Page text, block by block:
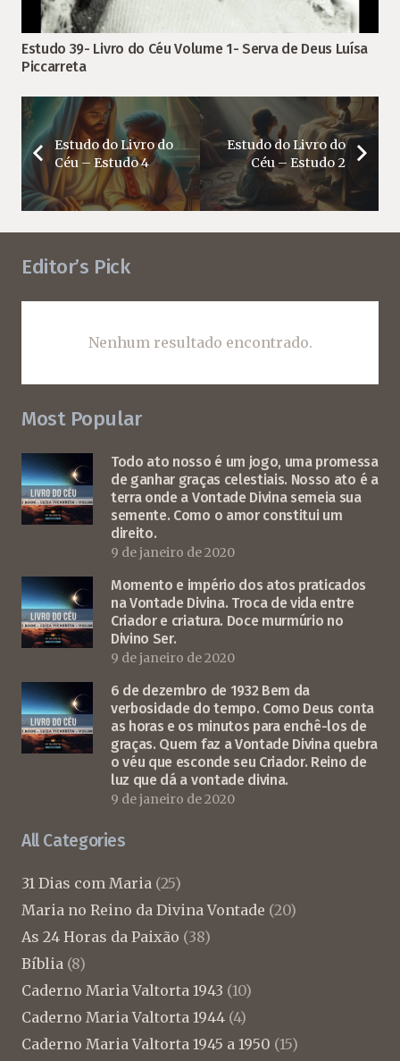
Estudo 39- Livro do Céu Volume 1- Serva de Deus Luísa
Piccarreta
Estudo do Livro do
Céu – Estudo 4
Estudo do Livro do
Céu – Estudo 2
Editor’s Pick
Nenhum resultado encontrado.
Most Popular
Todo ato nosso é um jogo, uma promessa
de ganhar graças celestiais. Nosso ato é a
terra onde a Vontade Divina semeia sua
semente. Como o amor constitui um
direito.
9 de janeiro de 2020
Momento e império dos atos praticados
na Vontade Divina. Troca de vida entre
Criador e criatura. Doce murmúrio no
Divino Ser.
9 de janeiro de 2020
6 de dezembro de 1932 Bem da
verbosidade do tempo. Como Deus conta
as horas e os minutos para enchê-los de
graças. Quem faz a Vontade Divina quebra
o véu que esconde seu Criador. Reino de
luz que dá a vontade divina.
9 de janeiro de 2020
All Categories
31 Dias com Maria (25)
Maria no Reino da Divina Vontade (20)
As 24 Horas da Paixão (38)
Bíblia (8)
Caderno Maria Valtorta 1943 (10)
Caderno Maria Valtorta 1944 (4)
Caderno Maria Valtorta 1945 a 1950 (15)